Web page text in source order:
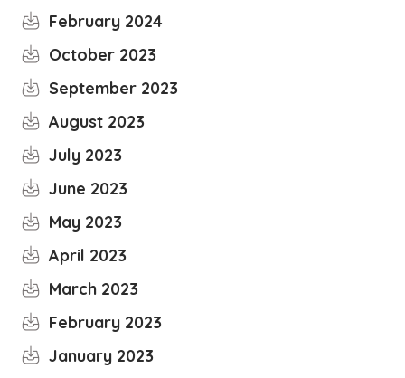
February 2024
October 2023
September 2023
August 2023
July 2023
June 2023
May 2023
April 2023
March 2023
February 2023
January 2023